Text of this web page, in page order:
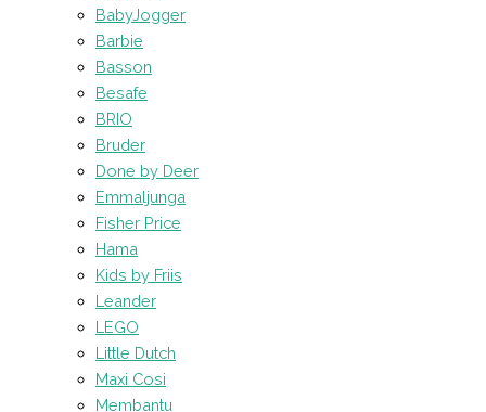
BabyJogger
Barbie
Basson
Besafe
BRIO
Bruder
Done by Deer
Emmaljunga
Fisher Price
Hama
Kids by Friis
Leander
LEGO
Little Dutch
Maxi Cosi
Membantu